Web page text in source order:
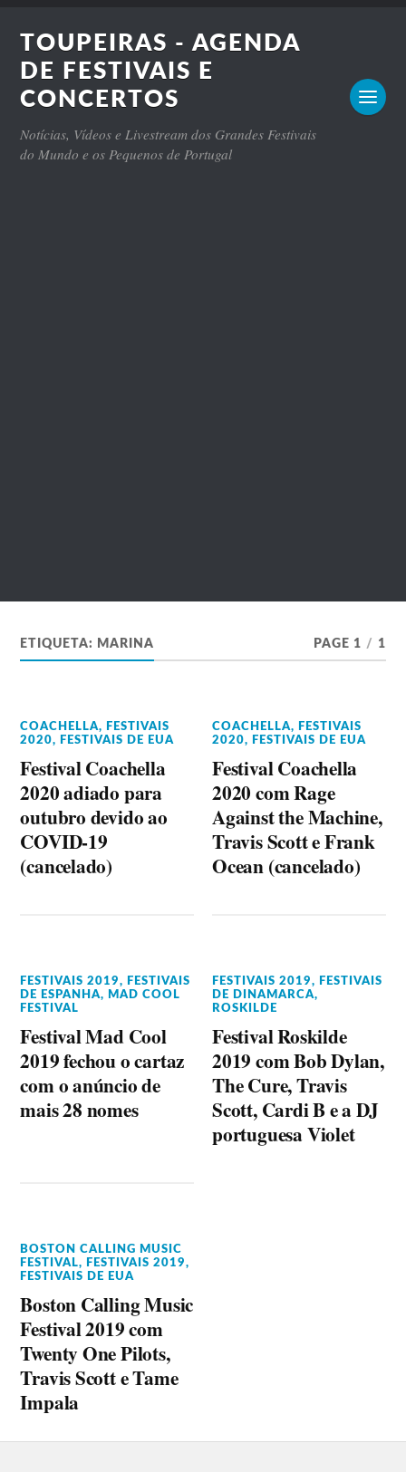
TOUPEIRAS - AGENDA
DE FESTIVAIS E
CONCERTOS
Notícias, Vídeos e Livestream dos Grandes Festivais
do Mundo e os Pequenos de Portugal
ETIQUETA: MARINA PAGE 1 / 1
COACHELLA,
FESTIVAIS
2020, FESTIVAIS DE EUA
Festival Coachella
2020 adiado para
outubro devido ao
COVID-19
(cancelado)
COACHELLA,
FESTIVAIS
2020, FESTIVAIS DE EUA
Festival Coachella
2020 com Rage
Against the Machine,
Travis Scott e Frank
Ocean (cancelado)
FESTIVAIS 2019,
FESTIVAIS
DE ESPANHA, MAD COOL
FESTIVAL
Festival Mad Cool
2019 fechou o cartaz
com o anúncio de
mais 28 nomes
FESTIVAIS 2019,
FESTIVAIS
DE DINAMARCA,
ROSKILDE
Festival Roskilde
2019 com Bob Dylan,
The Cure, Travis
Scott, Cardi B e a DJ
portuguesa Violet
BOSTON CALLING MUSIC
FESTIVAL, FESTIVAIS 2019,
FESTIVAIS DE EUA
Boston Calling Music
Festival 2019 com
Twenty One Pilots,
Travis Scott e Tame
Impala